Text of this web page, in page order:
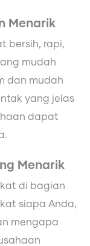
Menarik
bersih, rapi,
mudah
dan mudah
yang jelas
dapat
Menarik
di bagian
siapa Anda,
mengapa